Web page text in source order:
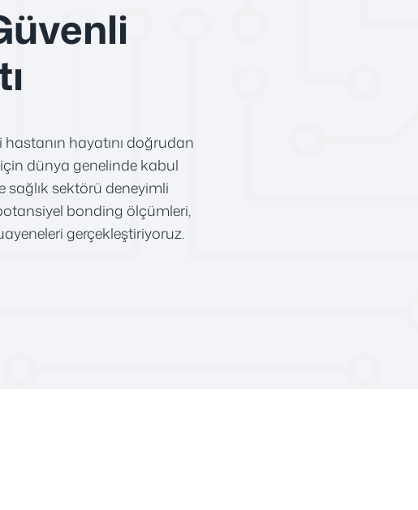
hayatını doğrudan
dünya genelinde kabul
sağlık sektörü deneyimli
bonding ölçümleri,
gerçekleştiriyoruz.